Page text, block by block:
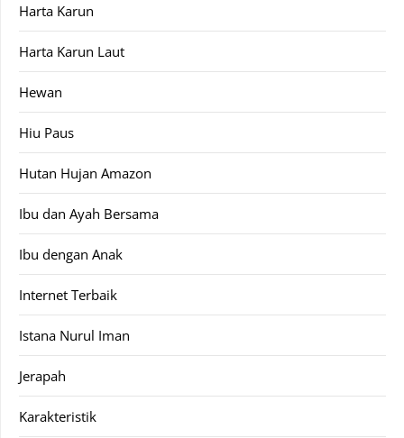
Harta Karun
Harta Karun Laut
Hewan
Hiu Paus
Hutan Hujan Amazon
Ibu dan Ayah Bersama
Ibu dengan Anak
Internet Terbaik
Istana Nurul Iman
Jerapah
Karakteristik